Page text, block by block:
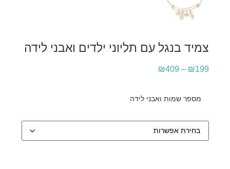
צמיד בנגל עם תליוני ילדים ואבני לידה
₪199
–
₪409
מספר שמות ואבני לידה